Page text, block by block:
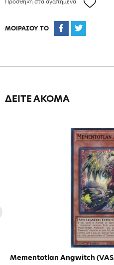
ΜΟΙΡΑΣΟΥ ΤΟ
ΔΕΙΤΕ ΑΚΟΜΑ
Mementotlan Angwitch